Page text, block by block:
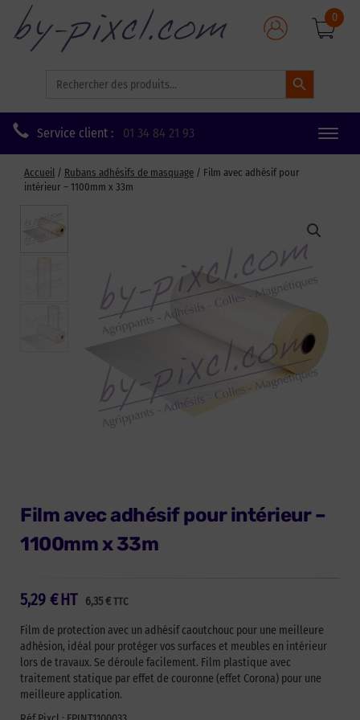
for:
Search Button
0
Service client : 01 34 84 21 93
Toggle
Accueil / Rubans adhésifs de masquage / Film avec adhésif pour
intérieur – 1100mm x 33m
Film avec adhésif pour intérieur –
1100mm x 33m
5,29 € 6,35€ TTC
HT
Film de protection avec un adhésif caoutchouc pour une meilleure
adhésion, idéal pour protéger vos surfaces et meubles en intérieur
lors de travaux. Se déroule facilement. Film plastique avec
traitement statique par effet de couronne (effet Corona) pour une
meilleure application.